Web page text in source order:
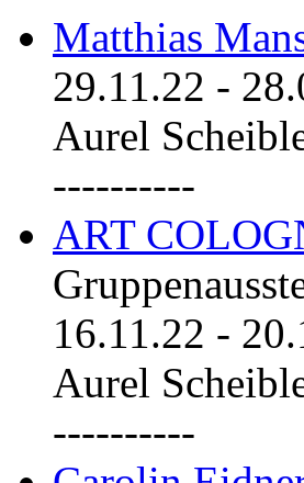
Matthias
29.11.22 -
Aurel
----------
ART
16.11.22 -
Aurel
----------